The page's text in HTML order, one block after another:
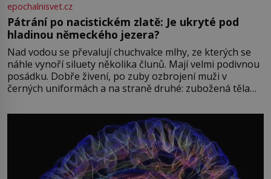
epochalnisvet.cz
Pátrání po nacistickém zlatě: Je ukryté pod
hladinou německého jezera?
Nad vodou se převalují chuchvalce mlhy, ze kterých se
náhle vynoří siluety několika člunů. Mají velmi podivnou
posádku. Dobře živení, po zuby ozbrojení muži v
černých uniformách a na straně druhé: zubožená těla
přízračná scéna znamená? Je jaro roku 1945, druhá
světová válka se chýlí ke konci. Jezero Stolpsee